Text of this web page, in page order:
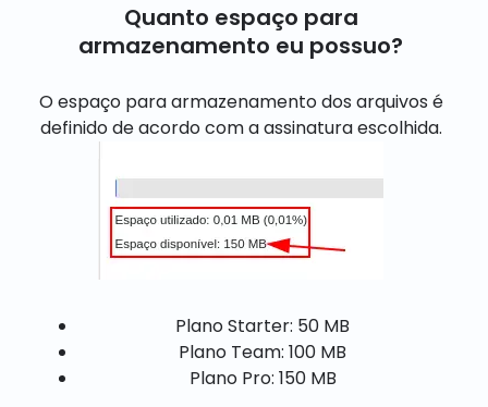
Quanto espaço para
armazenamento eu possuo?
O espaço para armazenamento dos arquivos é
definido de acordo com a assinatura escolhida.
Plano Starter: 50 MB
Plano Team: 100 MB
Plano Pro: 150 MB